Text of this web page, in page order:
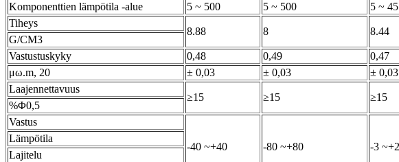
Komponenttien lämpötila -alue
5 ~ 500 5 ~ 500 5 ~ 45
Tiheys
8.88 8 8.44
G/CM3
Vastustuskyky
0,48 0,49 0,47
μω.m, 20
± 0,03 ± 0,03 ± 0,03
Laajennettavuus
≥15 ≥15 ≥15
%Φ0,5
Vastus
-40 ~+40 -80 ~+80 -3
Lämpötila
Lajitelu